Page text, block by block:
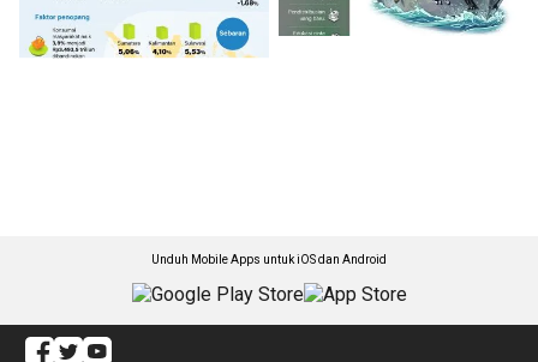
Unduh Mobile Apps untuk iOS dan Android